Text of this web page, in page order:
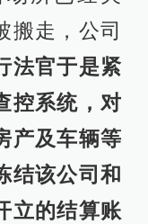
搬走，公司
法官于是紧
控系统，对
产及车辆等
结该公司和
立的结算账